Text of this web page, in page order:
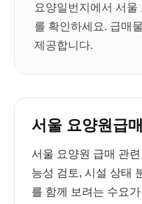
요양일번지에서 서울
를 확인하세요. 급매
제공합니다.
서울 요양원급
서울 요양원 급매 관
능성 검토, 시설 상태
를 함께 보려는 수요